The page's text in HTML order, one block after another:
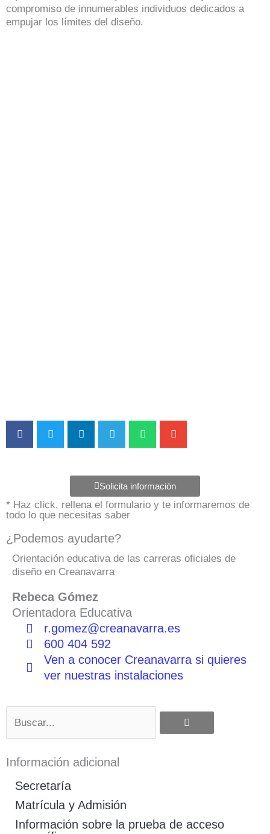
compromiso de innumerables individuos dedicados a
empujar los límites del diseño.
Solicita información
* Haz click, rellena el formulario y te informaremos de
todo lo que necesitas saber
¿Podemos ayudarte?
Orientación educativa de las carreras oficiales de
diseño en Creanavarra
Rebeca Gómez
Orientadora Educativa
r.gomez@creanavarra.es
600 404 592
Ven a conocer Creanavarra si quieres
ver nuestras instalaciones
Información adicional
Secretaría
Matrícula y Admisión
Información sobre la prueba de acceso